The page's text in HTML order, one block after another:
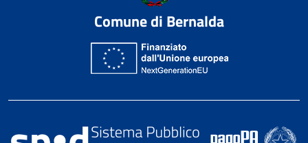
Comune di Bernalda